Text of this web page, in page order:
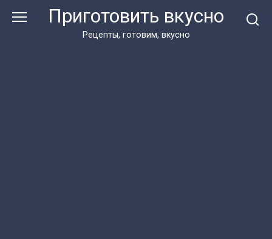
Приготовить вкусно
Рецепты, готовим, вкусно